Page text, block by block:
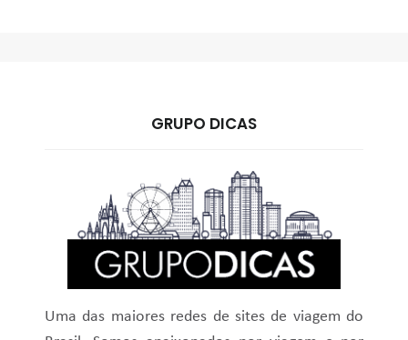
GRUPO DICAS
Uma das maiores redes de sites de viagem do